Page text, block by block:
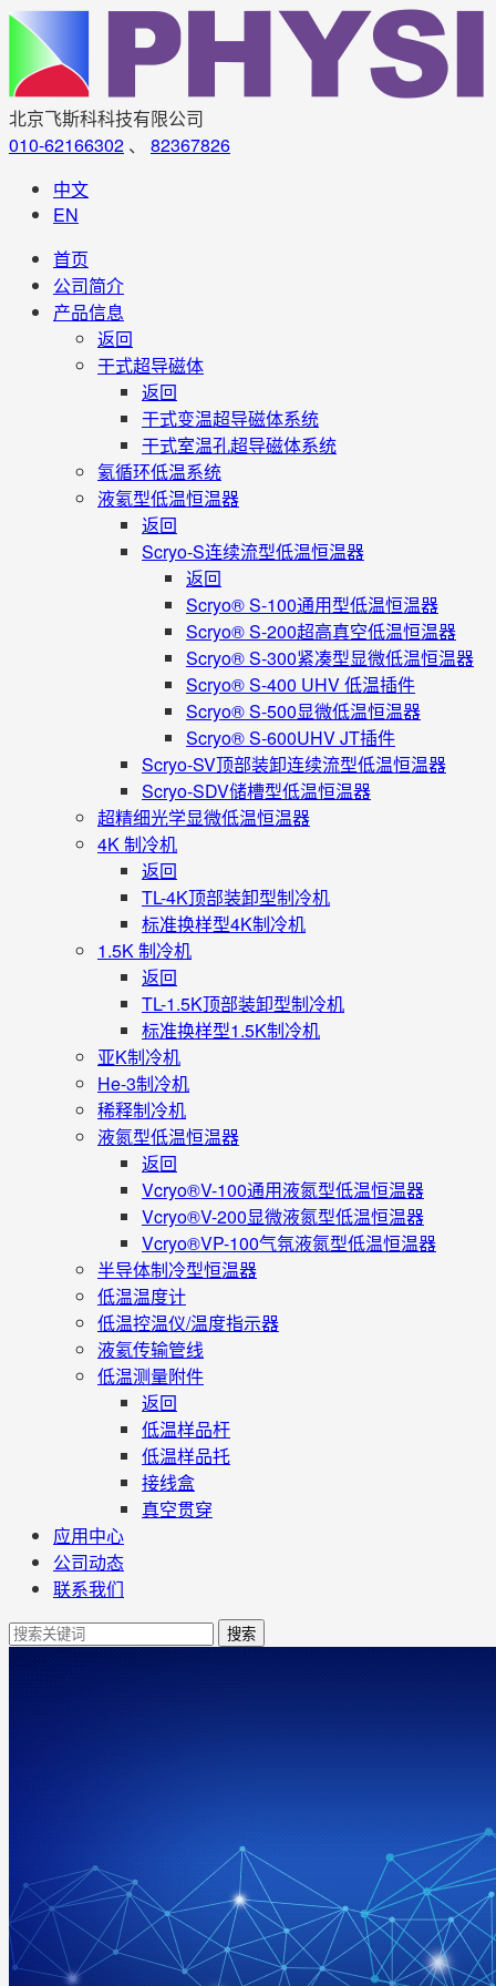
北京飞斯科科技有限公司
010-62166302 、 82367826
中文
EN
首页
公司简介
产品信息
返回
干式超导磁体
返回
干式变温超导磁体系统
干式室温孔超导磁体系统
氦循环低温系统
液氦型低温恒温器
返回
Scryo-S连续流型低温恒温器
返回
Scryo® S-100通用型低温恒温器
Scryo® S-200超高真空低温恒温器
Scryo® S-300紧凑型显微低温恒温器
Scryo® S-400 UHV 低温插件
Scryo® S-500显微低温恒温器
Scryo® S-600UHV JT插件
Scryo-SV顶部装卸连续流型低温恒温器
Scryo-SDV储槽型低温恒温器
超精细光学显微低温恒温器
4K 制冷机
返回
TL-4K顶部装卸型制冷机
标准换样型4K制冷机
1.5K 制冷机
返回
TL-1.5K顶部装卸型制冷机
标准换样型1.5K制冷机
亚K制冷机
He-3制冷机
稀释制冷机
液氮型低温恒温器
返回
Vcryo®V-100通用液氮型低温恒温器
Vcryo®V-200显微液氮型低温恒温器
Vcryo®VP-100气氛液氮型低温恒温器
半导体制冷型恒温器
低温温度计
低温控温仪/温度指示器
液氦传输管线
低温测量附件
返回
低温样品杆
低温样品托
接线盒
真空贯穿
应用中心
公司动态
联系我们
搜索